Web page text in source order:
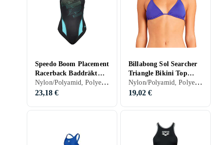
Speedo Boom Placement
Racerback Baddräkt
(Femme)
Nylon/Polyamid, Polyester, Élasthanne/Spandex/Lycra, 32, 34, 36, 38, 40, 42, 44, 46, 48, 50, 52, S, M, L, XL, XXL, XS, Noir, Gris, Turkos, Bleu, Rouge, Vert, Rose, Maillot de bain
23,18 €
Billabong Sol Searcher
Triangle Bikini Top
(Femmes)
Nylon/Polyamid, Polyester, Élasthanne/Spandex/Lycra, 32, 36, 38, 40, 42, S, M, L, XL, XXL, XS, Noir, Blanc, Turkos, Bleu, Rouge, Jaune, Orange, Vert, Rose, Violet, Hauts de bikini
19,02 €